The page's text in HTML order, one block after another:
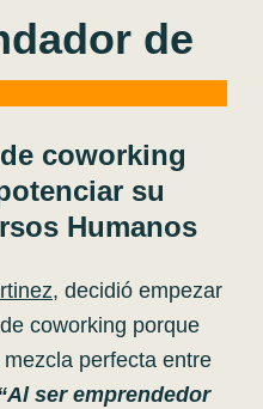
de
coworking
su
Humanos
, decidió empezar
coworking porque
perfecta entre
ser emprendedor